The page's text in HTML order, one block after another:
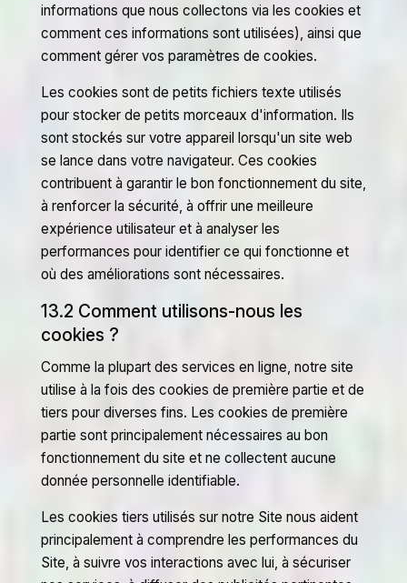
informations que nous collectons via les cookies et
comment ces informations sont utilisées), ainsi que
comment gérer vos paramètres de cookies.
Les cookies sont de petits fichiers texte utilisés
pour stocker de petits morceaux d'information. Ils
sont stockés sur votre appareil lorsqu'un site web
se lance dans votre navigateur. Ces cookies
contribuent à garantir le bon fonctionnement du site,
à renforcer la sécurité, à offrir une meilleure
expérience utilisateur et à analyser les
performances pour identifier ce qui fonctionne et
où des améliorations sont nécessaires.
13.2 Comment utilisons-nous les
cookies ?
Comme la plupart des services en ligne, notre site
utilise à la fois des cookies de première partie et de
tiers pour diverses fins. Les cookies de première
partie sont principalement nécessaires au bon
fonctionnement du site et ne collectent aucune
donnée personnelle identifiable.
Les cookies tiers utilisés sur notre Site nous aident
principalement à comprendre les performances du
Site, à suivre vos interactions avec lui, à sécuriser